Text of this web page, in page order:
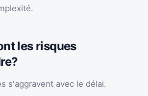
les risques
s'aggravent avec le délai.